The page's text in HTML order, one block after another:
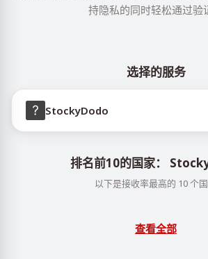
持隐私的同时轻松通过验
选择的服务
StockyDodo
排名前10的国家：
以下是接收率最高的 10 个
查看全部